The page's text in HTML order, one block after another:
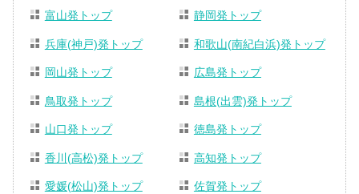
富山発トップ 静岡発トップ
兵庫(神戸)発トップ 和歌山(南紀白浜)発トップ
岡山発トップ 広島発トップ
鳥取発トップ 島根(出雲)発トップ
山口発トップ 徳島発トップ
香川(高松)発トップ 高知発トップ
愛媛(松山)発トップ 佐賀発トップ